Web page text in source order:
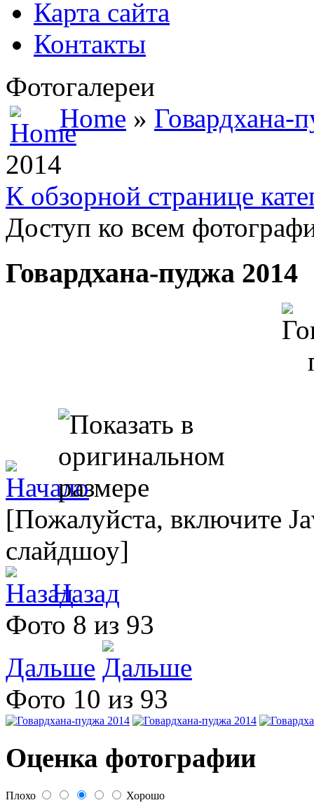
Карта сайта
Контакты
Фотогалереи
Home » Говардхана-
2014
К обзорной странице
Доступ ко всем
Говардхана-пуджа 2014
[Пожалуйста, включите
слайдшоу]
Назад
Фото 8 из 93
Дальше
Фото 10 из 93
Оценка фотографии
Плохо Хорошо